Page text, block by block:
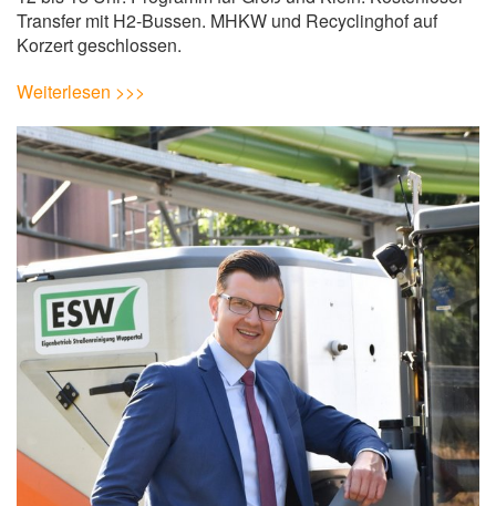
Transfer mit H2-Bussen. MHKW und Recyclinghof auf
Korzert geschlossen.
Weiterlesen >>>